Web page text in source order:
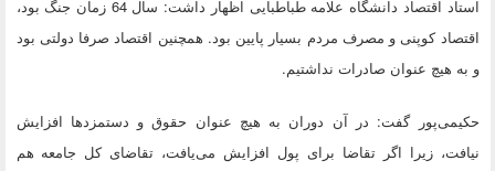
استاد اقتصاد دانشگاه علامه طباطبایی اظهار داشت: سال 64 زمان جنگ بود،
اقتصاد کوپنی و مصرف مردم بسیار پایین بود. همچنین اقتصاد صرفا دولتی بود
و به هیچ عنوان صادرات نداشتیم.
حکیمی‌پور گفت: در آن دوران به هیچ عنوان حقوق و دستمزدها افزایش
نیافت، زیرا اگر تقاضا برای پول افزایش می‌یافت، تقاضای کل جامعه هم